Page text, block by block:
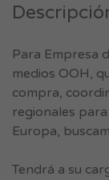
Para Empresa
medios OOH,
compra,
regionales
Europa,
Tendrá a su